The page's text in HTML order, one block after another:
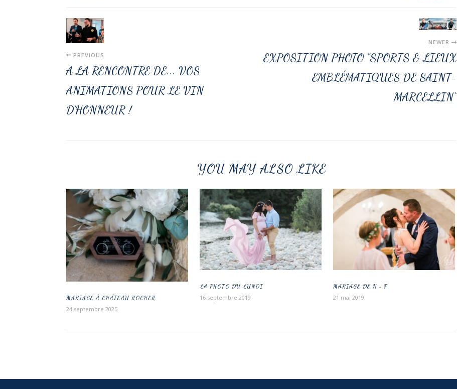
PREVIOUS
A LA RENCONTRE DE... VOS
ANIMATIONS POUR LE VIN
D'HONNEUR !
NEWER
EXPOSITION PHOTO "SPORTS & LIEUX
EMBLÉMATIQUES DE SAINT-
MARCELLIN"
YOU MAY ALSO LIKE
MARIAGE À CHÂTEAU ROCHER
24 septembre 2025
LA PHOTO DU LUNDI
16 septembre 2019
MARIAGE DE N + F
21 mai 2019